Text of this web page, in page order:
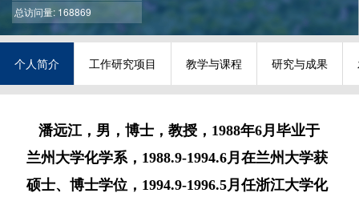
总访问量: 168869
个人简介 工作研究项目 教学与课程 研究与成果
潘远江，男，博士，教授，1988年6月毕业于
兰州大学化学系，1988.9-1994.6月在兰州大学获
硕士、博士学位，1994.9-1996.5月任浙江大学化